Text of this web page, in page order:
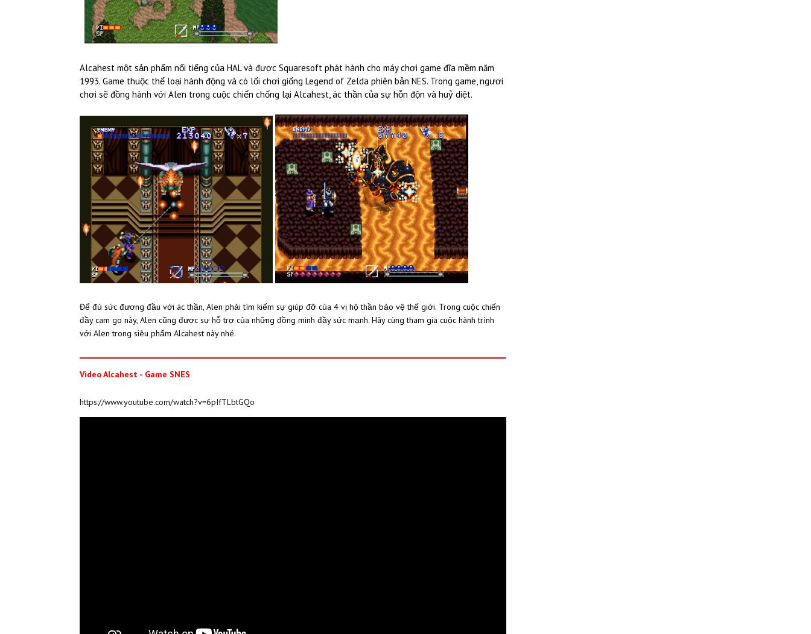
Alcahest một sản phẩm nổi tiếng của HAL và được Squaresoft phát hành cho máy chơi game đĩa mềm năm
1993. Game thuộc thể loại hành động và có lối chơi giống Legend of Zelda phiên bản NES. Trong game, ngươi
chơi sẽ đồng hành với Alen trong cuộc chiến chống lại Alcahest, ác thần của sự hỗn độn và huỷ diệt.
Để đủ sức đương đầu với ác thần, Alen phải tìm kiếm sự giúp đỡ của 4 vị hộ thần bảo vệ thế giới. Trong cuộc chiến
đầy cam go này, Alen cũng được sự hỗ trợ của những đồng minh đầy sức mạnh. Hãy cùng tham gia cuộc hành trình
với Alen trong siêu phẩm Alcahest này nhé.
Video Alcahest - Game SNES
https://www.youtube.com/watch?v=6pIfTLbtGQo